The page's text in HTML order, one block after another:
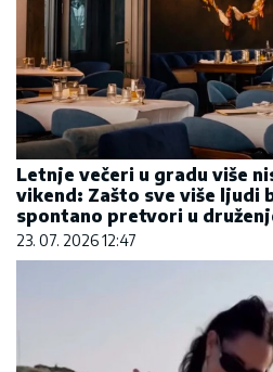
Letnje večeri u gradu više
vikend: Zašto sve više ljudi
spontano pretvori u
23. 07. 2026 12:47